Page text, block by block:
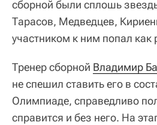
сборной были сплошь
Тарасов, Медведцев,
участником к ним попал как
Тренер сборной Владимир
не спешил ставить его в
Олимпиаде, справедливо
справится и без него. На